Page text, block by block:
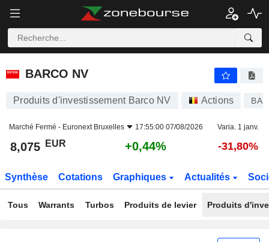
BARCO NV
BARCO NV
Produits d'investissement Barco NV Actions BAR
Marché Fermé - Euronext Bruxelles 17:55:00 07/08/2026 Varia. 1 janv.
8,075 EUR +0,44% -31,80%
Synthèse Cotations Graphiques Actualités
Tous Warrants Turbos Produits de levier Produits